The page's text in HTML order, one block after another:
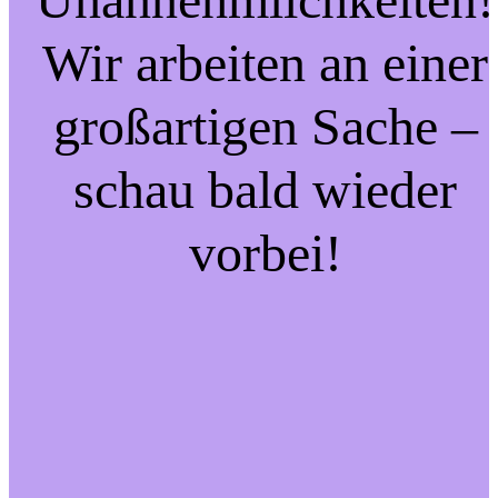
Wir arbeiten an einer
großartigen Sache –
schau bald wieder
vorbei!